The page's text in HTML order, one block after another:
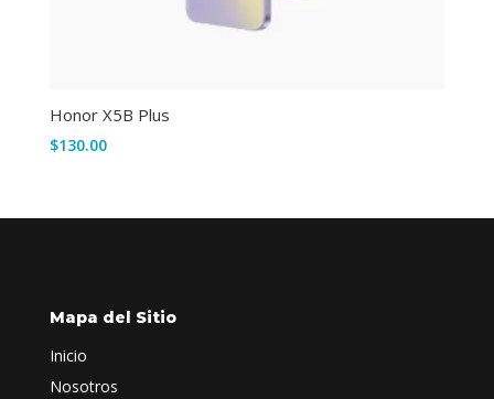
Honor X5B Plus
$130.00
Mapa del Sitio
Inicio
Nosotros